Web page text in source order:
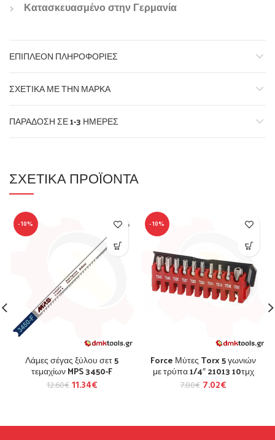
Κατασκευασμένο στην Γερμανία
ΕΠΙΠΛΈΟΝ ΠΛΗΡΟΦΟΡΊΕΣ
ΣΧΕΤΙΚΆ ΜΕ ΤΗΝ ΜΆΡΚΑ
ΠΑΡΆΔΟΣΗ ΣΕ 1-3 ΗΜΈΡΕΣ
ΣΧΕΤΙΚΆ ΠΡΟΪΌΝΤΑ
-10%
Λάμες σέγας ξύλου σετ 5
τεμαχίων MPS 3450-F
12.60€ 11.34€
-10%
Force Μύτες Torx 5 γωνιών
με τρύπα 1/4″ 21013 10τμχ
7.80€ 7.02€